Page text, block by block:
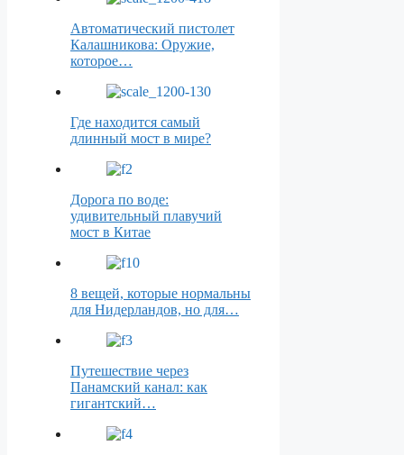
Автоматический пистолет
Калашникова: Оружие,
которое…
Где находится самый
длинный мост в мире?
Дорога по воде:
удивительный плавучий
мост в Китае
8 вещей, которые нормальны
для Нидерландов, но для…
Путешествие через
Панамский канал: как
гигантский…